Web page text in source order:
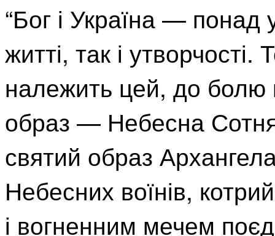
“Бог і Україна — понад
житті, так і
належить цей, до болю
образ — Небесна
святий образ
Небесних воїнів,
і вогненним мечем